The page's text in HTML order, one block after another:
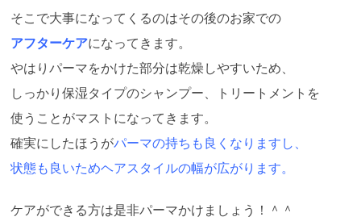
そこで大事になってくるのはその後のお家での
アフターケアになってきます。
やはりパーマをかけた部分は乾燥しやすいため、
しっかり保湿タイプのシャンプー、トリートメントを
使うことがマストになってきます。
確実にしたほうがパーマの持ちも良くなりますし、
状態も良いためヘアスタイルの幅が広がります。
ケアができる方は是非パーマかけましょう！＾＾